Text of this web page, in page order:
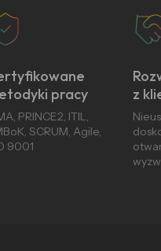
pracy
PRINCE2, ITIL,
SCRUM, Agile,
9001
z